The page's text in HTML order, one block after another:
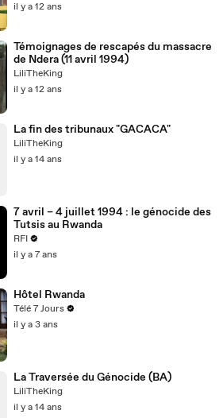
il y a 12 ans
Témoignages de rescapés du massacre
de Ndera (11 avril 1994)
LiliTheKing
il y a 12 ans
La fin des tribunaux "GACACA"
LiliTheKing
il y a 14 ans
7 avril – 4 juillet 1994 : le génocide des
Tutsis au Rwanda
RFI
il y a 7 ans
Hôtel Rwanda
Télé 7 Jours
il y a 3 ans
La Traversée du Génocide (BA)
LiliTheKing
il y a 14 ans